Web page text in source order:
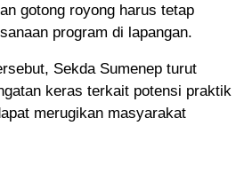
gotong royong harus tetap
program di lapangan.
Sekda Sumenep turut
keras terkait potensi praktik
merugikan masyarakat